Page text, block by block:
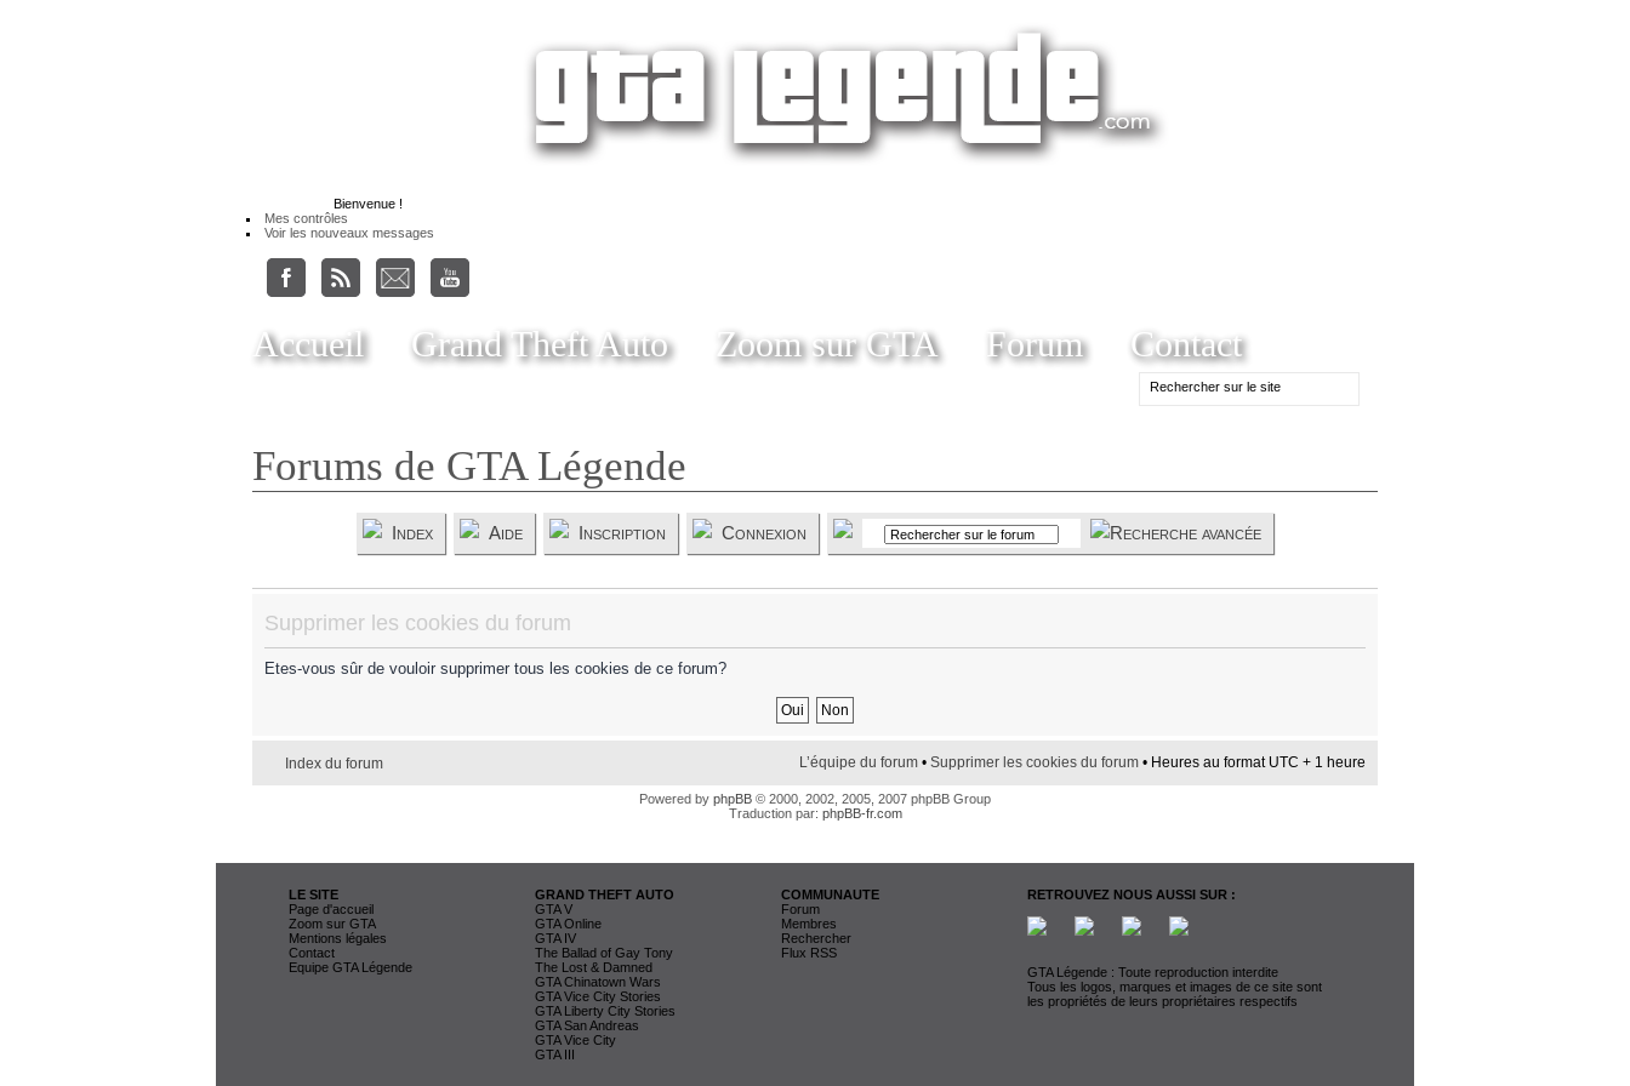
Bienvenue !
Mes contrôles
Voir les nouveaux messages
Accueil Grand Theft Auto Zoom sur GTA Forum Contact
Forums de GTA Légende
Index Aide Inscription Connexion
Supprimer les cookies du forum
Etes-vous sûr de vouloir supprimer tous les cookies de ce forum?
Index du forum L’équipe du forum • Supprimer les cookies du forum • Heures au format UTC + 1 heure
Powered by phpBB © 2000, 2002, 2005, 2007 phpBB Group
Traduction par: phpBB-fr.com
LE SITE
Page d'accueil
Zoom sur GTA
Mentions légales
Contact
Equipe GTA Légende
GRAND THEFT AUTO
GTA V
GTA Online
GTA IV
The Ballad of Gay Tony
The Lost & Damned
GTA Chinatown Wars
GTA Vice City Stories
GTA Liberty City Stories
GTA San Andreas
GTA Vice City
GTA III
COMMUNAUTE
Forum
Membres
Rechercher
Flux RSS
RETROUVEZ NOUS AUSSI SUR :
GTA Légende : Toute reproduction interdite
Tous les logos, marques et images de ce site sont
les propriétés de leurs propriétaires respectifs